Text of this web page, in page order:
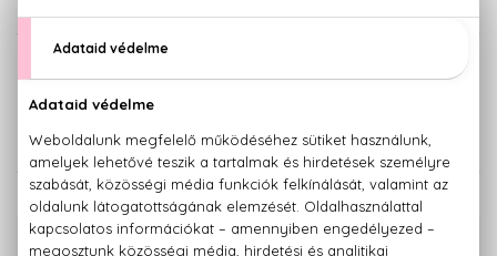
Teszter 100 ml
KAPCSOLÓDÓ TERMÉKEK
100% eredeti termékek,14 napos visszaküldési garanciával